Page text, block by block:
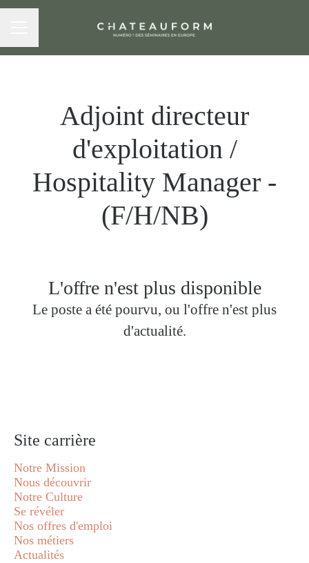
Adjoint directeur
d'exploitation /
Hospitality Manager -
(F/H/NB)
L'offre n'est plus disponible
Le poste a été pourvu, ou l'offre n'est plus
d'actualité.
Site carrière
Notre Mission
Nous découvrir
Notre Culture
Se révéler
Nos offres d'emploi
Nos métiers
Actualités